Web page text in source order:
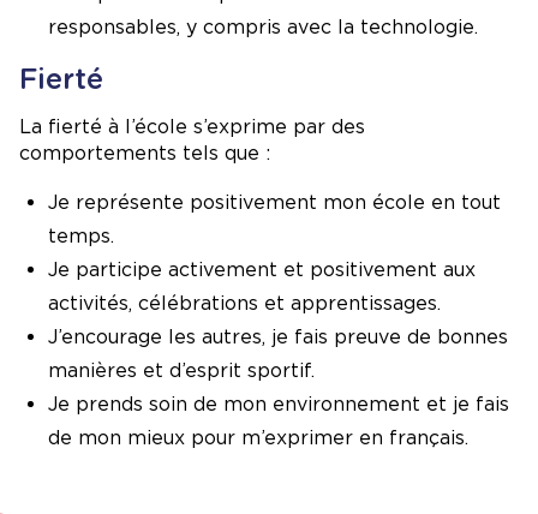
responsables, y compris avec la technologie.
Fierté
La fierté à l’école s’exprime par des
comportements tels que :
Je représente positivement mon école en tout
temps.
Je participe activement et positivement aux
activités, célébrations et apprentissages.
J’encourage les autres, je fais preuve de bonnes
manières et d’esprit sportif.
Je prends soin de mon environnement et je fais
de mon mieux pour m’exprimer en français.